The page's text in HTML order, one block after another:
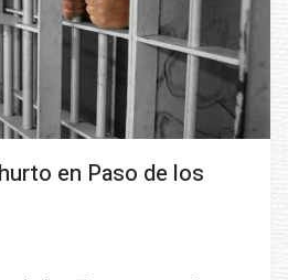
en Paso de los